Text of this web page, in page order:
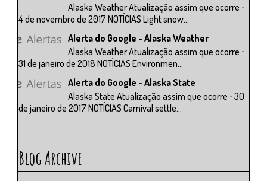
Alaska Weather Atualização assim que ocorre ⋅
4 de novembro de 2017 NOTÍCIAS Light snow...
Alerta do Google - Alaska Weather
Alaska Weather Atualização assim que ocorre ⋅
31 de janeiro de 2018 NOTÍCIAS Environmen...
Alerta do Google - Alaska State
Alaska State Atualização assim que ocorre ⋅ 30
de janeiro de 2017 NOTÍCIAS Carnival settle...
Blog Archive